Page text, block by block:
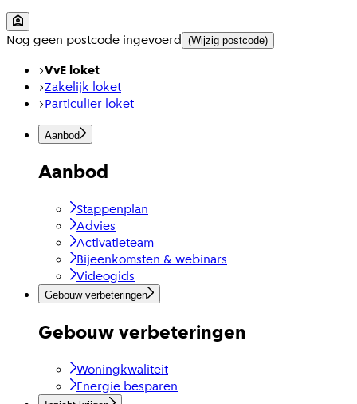
Nog geen postcode ingevoerd (Wijzig postcode)
VvE loket
Zakelijk loket
Particulier loket
Aanbod
Aanbod
Stappenplan
Advies
Activatieteam
Bijeenkomsten & webinars
Videogids
Gebouw verbeteringen
Gebouw verbeteringen
Woningkwaliteit
Energie besparen